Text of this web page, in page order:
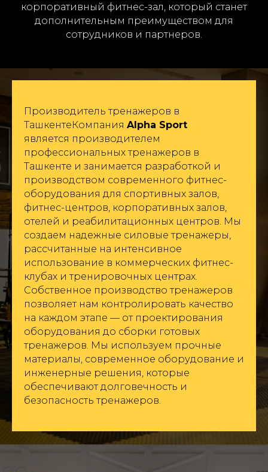
корпоративный фитнес-зал, который станет
дополнительным преимуществом для
сотрудников и партнеров.
Производитель тренажеров в
ТашкентеКомпания Alpha Sport
является производителем
профессиональных тренажеров в
Ташкенте и занимается разработкой и
производством современного фитнес-
оборудования для спортивных залов,
фитнес-центров, корпоративных залов,
отелей и реабилитационных центров. Мы
создаем надежные силовые тренажеры,
рассчитанные на интенсивное
использование в коммерческих фитнес-
клубах и тренировочных центрах.
Собственное производство тренажеров
позволяет нам контролировать качество
на каждом этапе — от проектирования
оборудования до сборки готовых
тренажеров. Мы используем прочные
материалы, современное оборудование и
инженерные решения, которые
обеспечивают долговечность и
безопасность тренажеров.